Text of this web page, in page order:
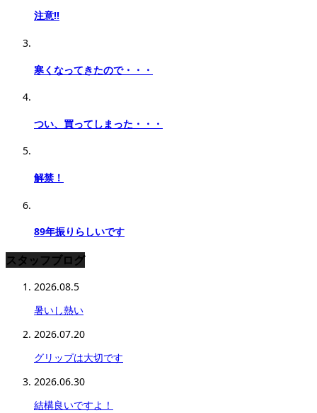
注意!!
寒くなってきたので・・・
つい、買ってしまった・・・
解禁！
89年振りらしいです
スタッフブログ
2026.08.5
暑いし熱い
2026.07.20
グリップは大切です
2026.06.30
結構良いですよ！